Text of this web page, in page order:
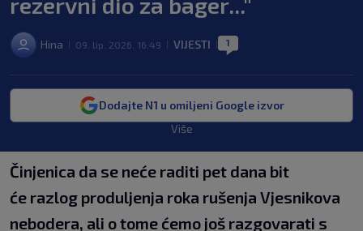
Hina 09. lip. 2026. 16:49 VIJESTI 1
Dodajte N1 u omiljeni Google izvor
Više
Činjenica da se neće raditi pet dana bit
će razlog produljenja roka rušenja Vjesnikova
nebodera, ali o tome ćemo još razgovarati s